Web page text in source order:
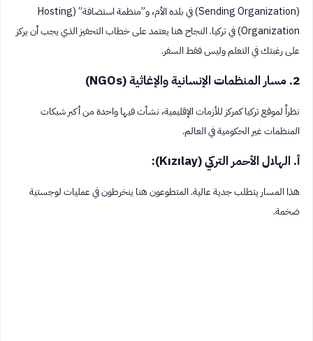
(Sending Organization) في بلده الأم، و”منظمة استضافة” (Hosting
Organization) في تركيا. النجاح هنا يعتمد على خطاب التحفيز الذي يجب أن يركز
على رغبتك في التعلم وليس فقط السفر.
2. مسار المنظمات الإنسانية والإغاثية (NGOs)
نظراً لموقع تركيا كمركز للأزمات الإقليمية، نشأت فيها واحدة من أكبر شبكات
المنظمات غير الحكومية في العالم.
أ. الهلال الأحمر التركي (Kızılay):
هذا المسار يتطلب جدية عالية. المتطوعون هنا ينخرطون في عمليات لوجستية
ضخمة.